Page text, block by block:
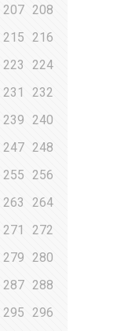
207 208
215
216
223
224
231
232
239
240
247 248
255
256
263
264
271
272
279
280
287 288
295
296